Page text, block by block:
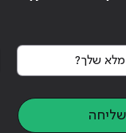
שלך?
שליחה